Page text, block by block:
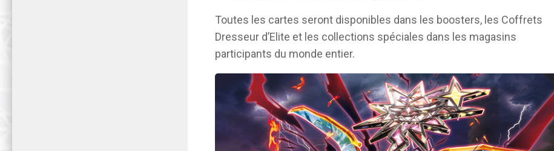
Toutes les cartes seront disponibles dans les boosters, les Coffrets
Dresseur d’Elite et les collections spéciales dans les magasins
participants du monde entier.